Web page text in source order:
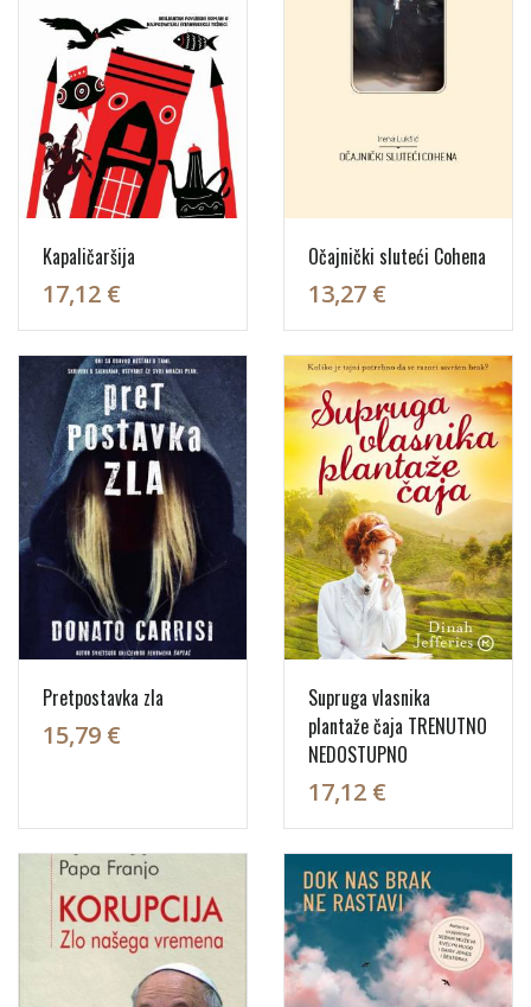
Kapaličaršija
17,12 €
Očajnički sluteći Cohena
13,27 €
Pretpostavka zla
15,79 €
Supruga vlasnika
plantaže čaja TRENUTNO
NEDOSTUPNO
17,12 €